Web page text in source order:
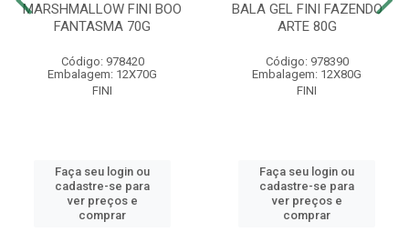
MARSHMALLOW FINI BOO
FANTASMA 70G
Código: 978420
Embalagem: 12X70G
FINI
Faça seu login ou
cadastre-se para
ver preços e
comprar
BALA GEL FINI FAZENDO
ARTE 80G
Código: 978390
Embalagem: 12X80G
FINI
Faça seu login ou
cadastre-se para
ver preços e
comprar